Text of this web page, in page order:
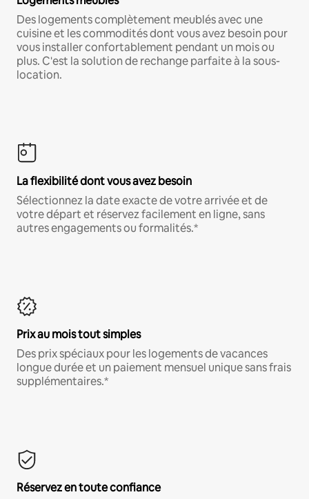
Des logements complètement meublés avec une
cuisine et les commodités dont vous avez besoin pour
vous installer confortablement pendant un mois ou
plus. C'est la solution de rechange parfaite à la sous-
location.
La flexibilité dont vous avez besoin
Sélectionnez la date exacte de votre arrivée et de
votre départ et réservez facilement en ligne, sans
autres engagements ou formalités.*
Prix au mois tout simples
Des prix spéciaux pour les logements de vacances
longue durée et un paiement mensuel unique sans frais
supplémentaires.*
Réservez en toute confiance